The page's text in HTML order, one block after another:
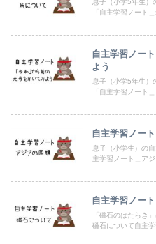
息子（小学5年生）
「自主学習ノート
自主学習ノー
よう
息子（小学5年生）
「自主学習ノート
自主学習ノー
息子（小学生）の
主学習ノート＿ア
自主学習ノー
「磁石のはたらき
磁石について自主学